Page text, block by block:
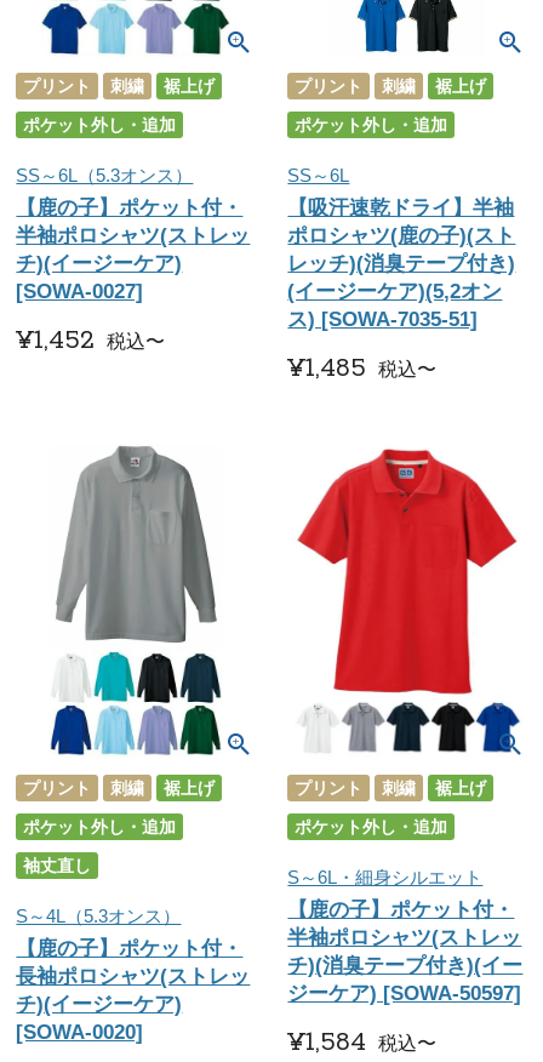
プリント 刺繍
裾上げ
ポケット外し・追加
SS～6L（5.3オンス）
【鹿の子】ポケット付・
半袖ポロシャツ(ストレッ
チ)(イージーケア)
[SOWA-0027]
¥1,452 税込〜
プリント 刺繍
裾上げ
ポケット外し・追加
SS～6L
【吸汗速乾ドライ】半袖
ポロシャツ(鹿の子)(スト
レッチ)(消臭テープ付き)
(イージーケア)(5,2オン
ス) [SOWA-7035-51]
¥1,485 税込〜
プリント 刺繍
裾上げ
ポケット外し・追加
袖丈直し
S～4L（5.3オンス）
【鹿の子】ポケット付・
長袖ポロシャツ(ストレッ
チ)(イージーケア)
[SOWA-0020]
プリント 刺繍
裾上げ
ポケット外し・追加
S～6L・細身シルエット
【鹿の子】ポケット付・
半袖ポロシャツ(ストレッ
チ)(消臭テープ付き)(イー
ジーケア) [SOWA-50597]
¥1,584 税込〜